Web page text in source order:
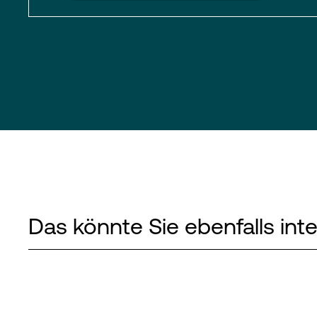
Das könnte Sie ebenfalls